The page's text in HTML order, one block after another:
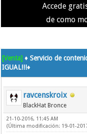
Accede
de como
[Venta] ♦️ Servicio de
IGUAL!!!♦️
ravcenskroix
BlackHat Bronce
21-10-2016, 11:45 AM
(Última modificación: 19-01-